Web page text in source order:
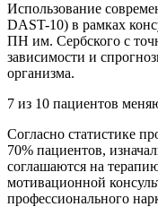
Использование
DAST-10) в рамках
ПН им. Сербского с
зависимости и
организма.
7 из 10 пациентов
Согласно статистике
70% пациентов,
соглашаются на
мотивационной
профессионального